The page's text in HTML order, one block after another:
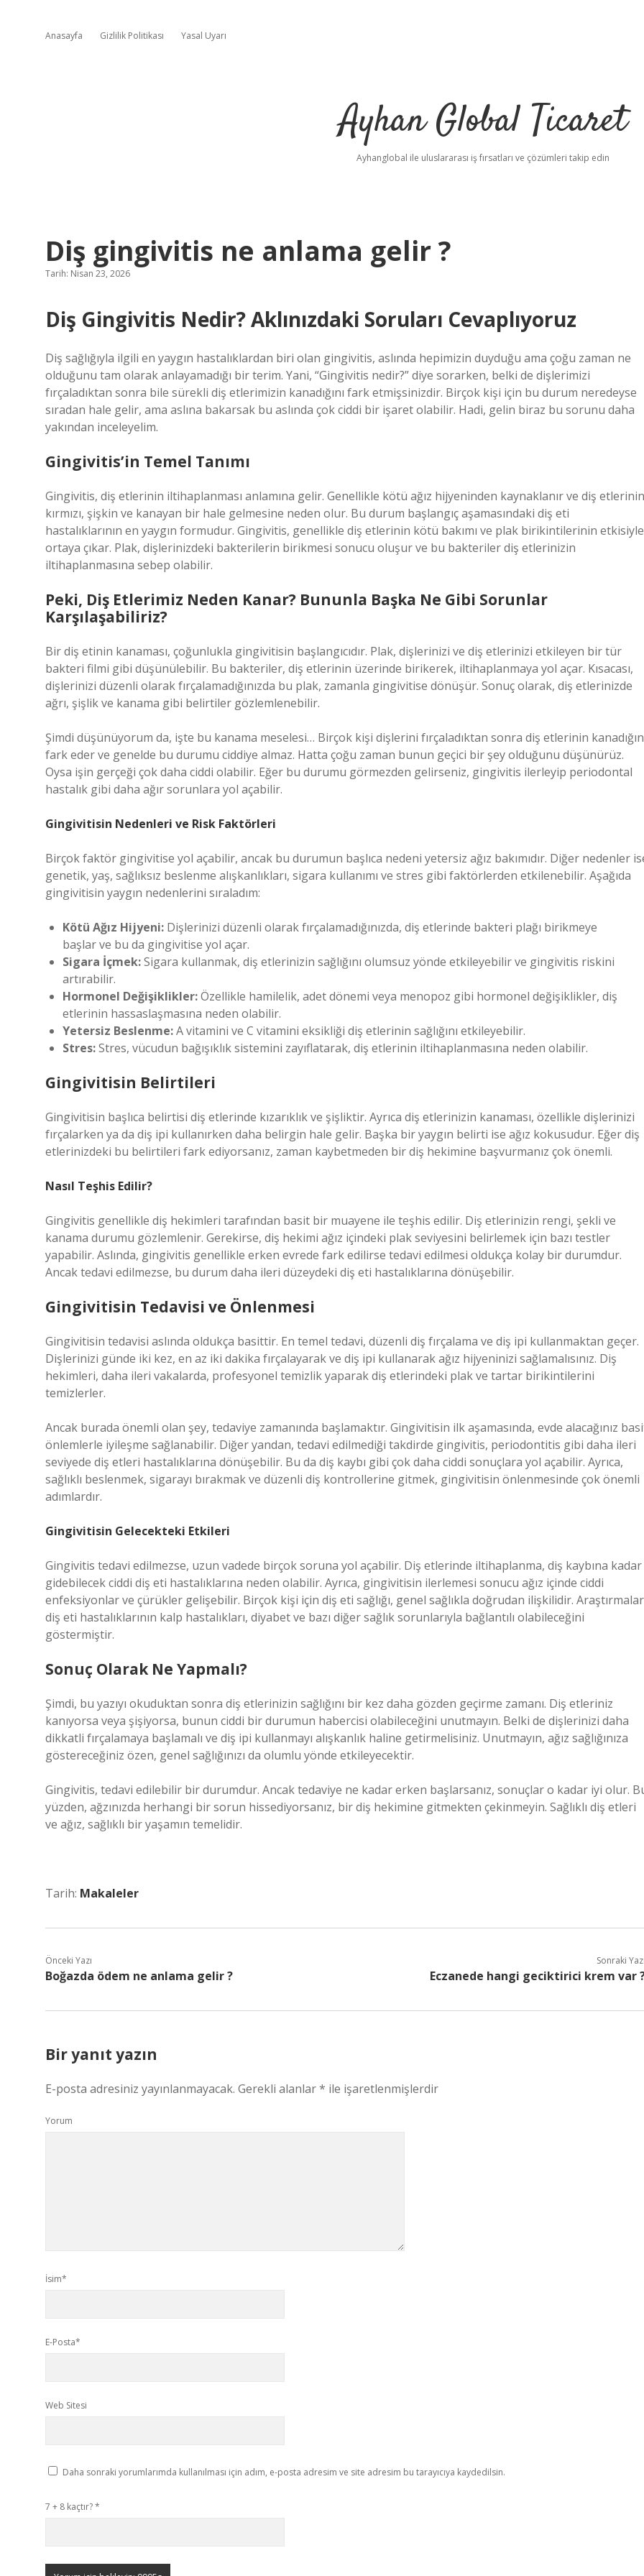
Anasayfa Gizlilik Politikası Yasal Uyarı
Ayhan Global Ticaret
Ayhanglobal ile uluslararası iş fırsatları ve çözümleri takip edin
Diş gingivitis ne anlama gelir ?
Tarih: Nisan 23, 2026
Diş Gingivitis Nedir? Aklınızdaki Soruları Cevaplıyoruz
Diş sağlığıyla ilgili en yaygın hastalıklardan biri olan gingivitis, aslında hepimizin duyduğu ama çoğu zaman ne
olduğunu tam olarak anlayamadığı bir terim. Yani, “Gingivitis nedir?” diye sorarken, belki de dişlerimizi
fırçaladıktan sonra bile sürekli diş etlerimizin kanadığını fark etmişsinizdir. Birçok kişi için bu durum neredeyse
sıradan hale gelir, ama aslına bakarsak bu aslında çok ciddi bir işaret olabilir. Hadi, gelin biraz bu sorunu daha
yakından inceleyelim.
Gingivitis’in Temel Tanımı
Gingivitis, diş etlerinin iltihaplanması anlamına gelir. Genellikle kötü ağız hijyeninden kaynaklanır ve diş etlerinin
kırmızı, şişkin ve kanayan bir hale gelmesine neden olur. Bu durum başlangıç aşamasındaki diş eti
hastalıklarının en yaygın formudur. Gingivitis, genellikle diş etlerinin kötü bakımı ve plak birikintilerinin etkisiyle
ortaya çıkar. Plak, dişlerinizdeki bakterilerin birikmesi sonucu oluşur ve bu bakteriler diş etlerinizin
iltihaplanmasına sebep olabilir.
Peki, Diş Etlerimiz Neden Kanar? Bununla Başka Ne Gibi Sorunlar
Karşılaşabiliriz?
Bir diş etinin kanaması, çoğunlukla gingivitisin başlangıcıdır. Plak, dişlerinizi ve diş etlerinizi etkileyen bir tür
bakteri filmi gibi düşünülebilir. Bu bakteriler, diş etlerinin üzerinde birikerek, iltihaplanmaya yol açar. Kısacası,
dişlerinizi düzenli olarak fırçalamadığınızda bu plak, zamanla gingivitise dönüşür. Sonuç olarak, diş etlerinizde
ağrı, şişlik ve kanama gibi belirtiler gözlemlenebilir.
Şimdi düşünüyorum da, işte bu kanama meselesi… Birçok kişi dişlerini fırçaladıktan sonra diş etlerinin
fark eder ve genelde bu durumu ciddiye almaz. Hatta çoğu zaman bunun geçici bir şey olduğunu düşünürüz.
Oysa işin gerçeği çok daha ciddi olabilir. Eğer bu durumu görmezden gelirseniz, gingivitis ilerleyip periodontal
hastalık gibi daha ağır sorunlara yol açabilir.
Gingivitisin Nedenleri ve Risk Faktörleri
Birçok faktör gingivitise yol açabilir, ancak bu durumun başlıca nedeni yetersiz ağız bakımıdır. Diğer nedenler
genetik, yaş, sağlıksız beslenme alışkanlıkları, sigara kullanımı ve stres gibi faktörlerden etkilenebilir. Aşağıda
gingivitisin yaygın nedenlerini sıraladım:
Kötü Ağız Hijyeni: Dişlerinizi düzenli olarak fırçalamadığınızda, diş etlerinde bakteri plağı birikmeye
başlar ve bu da gingivitise yol açar.
Sigara İçmek:Sigara kullanmak, diş etlerinizin sağlığını olumsuz yönde etkileyebilir ve gingivitis riskini
artırabilir.
Hormonel Değişiklikler:Özellikle hamilelik, adet dönemi veya menopoz gibi hormonel değişiklikler, diş
etlerinin hassaslaşmasına neden olabilir.
Yetersiz Beslenme:A vitamini ve C vitamini eksikliği diş etlerinin sağlığını etkileyebilir.
Stres:Stres, vücudun bağışıklık sistemini zayıflatarak, diş etlerinin iltihaplanmasına neden olabilir.
Gingivitisin Belirtileri
Gingivitisin başlıca belirtisi diş etlerinde kızarıklık ve şişliktir. Ayrıca diş etlerinizin kanaması, özellikle dişlerinizi
fırçalarken ya da diş ipi kullanırken daha belirgin hale gelir. Başka bir yaygın belirti ise ağız kokusudur. Eğer diş
etlerinizdeki bu belirtileri fark ediyorsanız, zaman kaybetmeden bir diş hekimine başvurmanız çok önemli.
Nasıl Teşhis Edilir?
Gingivitis genellikle diş hekimleri tarafından basit bir muayene ile teşhis edilir. Diş etlerinizin rengi, şekli ve
kanama durumu gözlemlenir. Gerekirse, diş hekimi ağız içindeki plak seviyesini belirlemek için bazı testler
yapabilir. Aslında, gingivitis genellikle erken evrede fark edilirse tedavi edilmesi oldukça kolay bir durumdur.
Ancak tedavi edilmezse, bu durum daha ileri düzeydeki diş eti hastalıklarına dönüşebilir.
Gingivitisin Tedavisi ve Önlenmesi
Gingivitisin tedavisi aslında oldukça basittir. En temel tedavi, düzenli diş fırçalama ve diş ipi kullanmaktan geçer.
Dişlerinizi günde iki kez, en az iki dakika fırçalayarak ve diş ipi kullanarak ağız hijyeninizi sağlamalısınız. Diş
hekimleri, daha ileri vakalarda, profesyonel temizlik yaparak diş etlerindeki plak ve tartar birikintilerini
temizlerler.
Ancak burada önemli olan şey, tedaviye zamanında başlamaktır. Gingivitisin ilk aşamasında, evde alacağınız
önlemlerle iyileşme sağlanabilir. Diğer yandan, tedavi edilmediği takdirde gingivitis, periodontitis gibi daha ileri
seviyede diş etleri hastalıklarına dönüşebilir. Bu da diş kaybı gibi çok daha ciddi sonuçlara yol açabilir. Ayrıca,
sağlıklı beslenmek, sigarayı bırakmak ve düzenli diş kontrollerine gitmek, gingivitisin önlenmesinde çok önemli
adımlardır.
Gingivitisin Gelecekteki Etkileri
Gingivitis tedavi edilmezse, uzun vadede birçok soruna yol açabilir. Diş etlerinde iltihaplanma, diş kaybına kadar
gidebilecek ciddi diş eti hastalıklarına neden olabilir. Ayrıca, gingivitisin ilerlemesi sonucu ağız içinde ciddi
enfeksiyonlar ve çürükler gelişebilir. Birçok kişi için diş eti sağlığı, genel sağlıkla doğrudan ilişkilidir.
diş eti hastalıklarının kalp hastalıkları, diyabet ve bazı diğer sağlık sorunlarıyla bağlantılı olabileceğini
göstermiştir.
Sonuç Olarak Ne Yapmalı?
Şimdi, bu yazıyı okuduktan sonra diş etlerinizin sağlığını bir kez daha gözden geçirme zamanı. Diş etleriniz
kanıyorsa veya şişiyorsa, bunun ciddi bir durumun habercisi olabileceğini unutmayın. Belki de dişlerinizi daha
dikkatli fırçalamaya başlamalı ve diş ipi kullanmayı alışkanlık haline getirmelisiniz. Unutmayın, ağız sağlığınıza
göstereceğiniz özen, genel sağlığınızı da olumlu yönde etkileyecektir.
Gingivitis, tedavi edilebilir bir durumdur. Ancak tedaviye ne kadar erken başlarsanız, sonuçlar o kadar iyi olur.
yüzden, ağzınızda herhangi bir sorun hissediyorsanız, bir diş hekimine gitmekten çekinmeyin. Sağlıklı diş etleri
ve ağız, sağlıklı bir yaşamın temelidir.
Tarih: Makaleler
Önceki Yazı
Boğazda ödem ne anlama gelir ?
Sonraki
Eczanede hangi geciktirici krem var
Bir yanıt yazın
E-posta adresiniz yayınlanmayacak. Gerekli alanlar* ile işaretlenmişlerdir
Yorum
İsim*
E-Posta*
Web Sitesi
Daha sonraki yorumlarımda kullanılması için adım, e-posta adresim ve site adresim bu tarayıcıya kaydedilsin.
7 + 8 kaçtır?*